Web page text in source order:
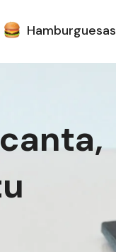
Hamburguesas